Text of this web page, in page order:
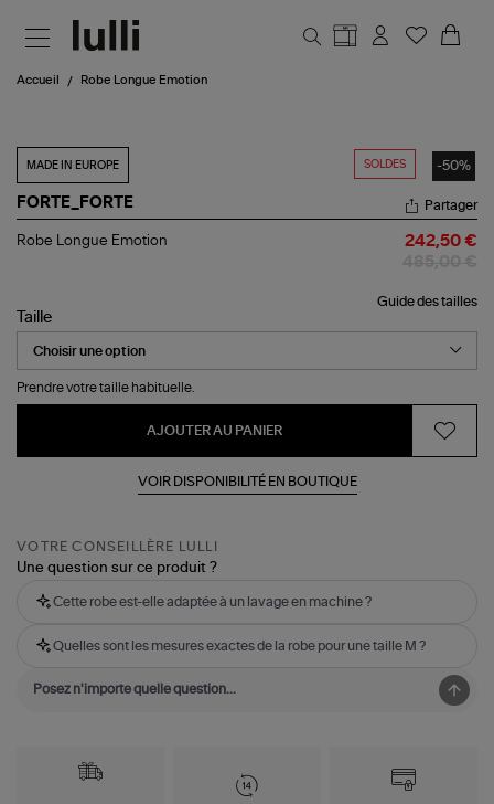
Accueil Robe Longue Emotion
SOLDES -50%
MADE IN EUROPE
FORTE_FORTE
Robe
Partager
Robe Longue Emotion 242,50 €
Guide des tailles
Taille
Prendre votre taille habituelle.
AJOUTER AU PANIER
VOIR DISPONIBILITÉ EN BOUTIQUE
VOTRE CONSEILLÈRE LULLI
Une question sur ce produit ?
Cette robe est-elle adaptée à un lavage en machine ?
Quelles sont les mesures exactes de la robe pour une taille M ?